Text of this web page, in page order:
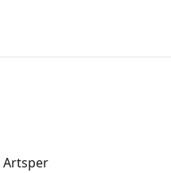
Artsper